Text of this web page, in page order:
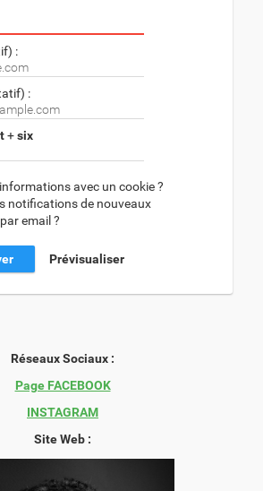
:
:
+six
avec un cookie ?
notifications de nouveaux
email ?
Réseaux Sociaux :
Page FACEBOOK
INSTAGRAM
Site Web :